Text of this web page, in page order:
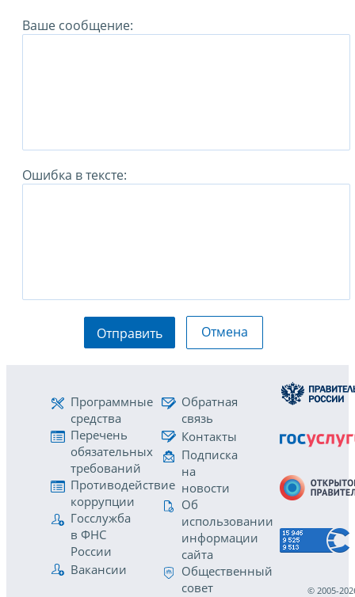
Ваше сообщение:
Ошибка в тексте:
Отправить Отмена
Программные
средства
Перечень
обязательных
требований
Противодействие
коррупции
Госслужба
в ФНС
России
Вакансии
Обратная
связь
Контакты
Подписка
на
новости
Об
использовании
информации
сайта
Общественный
совет
© 2005-